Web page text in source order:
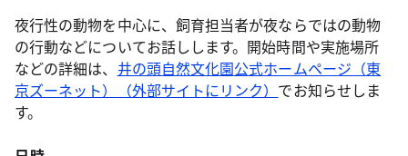
夜行性の動物を中心に、飼育担当者が夜ならではの動物
の行動などについてお話しします。開始時間や実施場所
などの詳細は、 井の頭自然文化園公式ホームページ（東
京ズーネット）（外部サイトにリンク） でお知らせしま
す。